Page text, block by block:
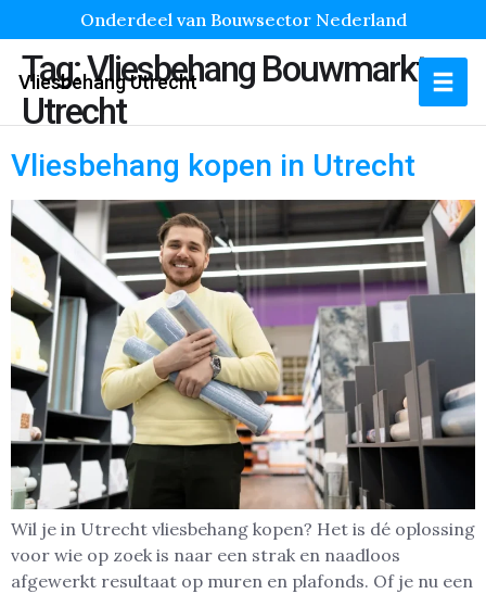
Onderdeel van Bouwsector Nederland
Vliesbehang Utrecht
Tag:Vliesbehang Bouwmarkt
Utrecht
Vliesbehang kopen in Utrecht
Wil je in Utrecht vliesbehang kopen? Het is dé oplossing
voor wie op zoek is naar een strak en naadloos
afgewerkt resultaat op muren en plafonds. Of je nu een